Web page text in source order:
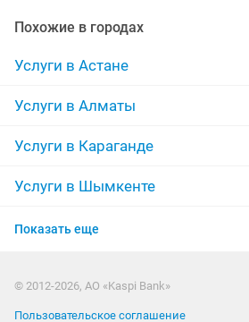
установка кондиционеров
кредиты москитные сетки
ворота ремонт стиральных машин
грузоперевозки газель
реставрация мебели
Похожие в городах
Услуги в Астане
Услуги в Алматы
Услуги в Караганде
Услуги в Шымкенте
Услуги в Усть-Каменогорске
Услуги в Таразе
Показать еще
© 2012-2026, АО «Kaspi Bank»
Пользовательское соглашение